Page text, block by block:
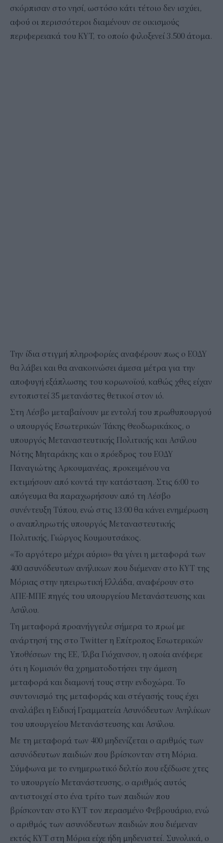
σκόρπισαν στο νησί, ωστόσο κάτι τέτοιο δεν ισχύει,
αφού οι περισσότεροι διαμένουν σε οικισμούς
περιφερειακά του ΚΥΤ, το οποίο φιλοξενεί 3.500 άτομα.
Την ίδια στιγμή πληροφορίες αναφέρουν πως ο ΕΟΔΥ
θα λάβει και θα ανακοινώσει άμεσα μέτρα για την
αποφυγή εξάπλωσης του κορωνοϊού, καθώς χθες είχαν
εντοπιστεί 35 μετανάστες θετικοί στον ιό.
Στη Λέσβο μεταβαίνουν με εντολή του πρωθυπουργού
ο υπουργός Εσωτερικών Τάκης Θεοδωρικάκος, ο
υπουργός Μεταναστευτικής Πολιτικής και Ασύλου
Νότης Μηταράκης και ο πρόεδρος του ΕΟΔΥ
Παναγιώτης Αρκουμανέας, προκειμένου να
εκτιμήσουν από κοντά την κατάσταση. Στις 6:00 το
απόγευμα θα παραχωρήσουν από τη Λέσβο
συνέντευξη Τύπου, ενώ στις 13:00 θα κάνει ενημέρωση
ο αναπληρωτής υπουργός Μεταναστευτικής
Πολιτικής, Γιώργος Κουμουτσάκος.
«Το αργότερο μέχρι αύριο» θα γίνει η μεταφορά των
400 ασυνόδευτων ανήλικων που διέμεναν στο ΚΥΤ της
Μόριας στην ηπειρωτική Ελλάδα, αναφέρουν στο
ΑΠΕ-ΜΠΕ πηγές του υπουργείου Μετανάστευσης και
Ασύλου.
Τη μεταφορά προανήγγειλε σήμερα το πρωί με
ανάρτησή της στο Twitter η Επίτροπος Εσωτερικών
Υποθέσεων της ΕΕ, Ίλβα Γιόχανσον, η οποία ανέφερε
ότι η Κομισιόν θα χρηματοδοτήσει την άμεση
μεταφορά και διαμονή τους στην ενδοχώρα. Το
συντονισμό της μεταφοράς και στέγασής τους έχει
αναλάβει η Ειδική Γραμματεία Ασυνόδευτων Ανηλίκων
του υπουργείου Μετανάστευσης και Ασύλου.
Με τη μεταφορά των 400 μηδενίζεται ο αριθμός των
ασυνόδευτων παιδιών που βρίσκονταν στη Μόρια.
Σύμφωνα με το ενημερωτικό δελτίο που εξέδωσε χτες
το υπουργείο Μετανάστευσης, ο αριθμός αυτός
αντιστοιχεί στο ένα τρίτο των παιδιών που
βρίσκονταν στο ΚΥΤ τον περασμένο Φεβρουάριο, ενώ
ο αριθμός των ασυνόδευτων παιδιών που διέμεναν
εκτός ΚΥΤ στη Μόρια είχε ήδη μηδενιστεί. Συνολικά, ο